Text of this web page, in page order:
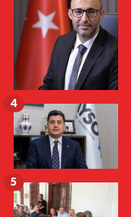
4
5